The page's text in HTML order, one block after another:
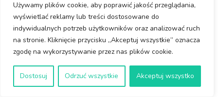
Używamy plików cookie, aby poprawić jakość przeglądania,
wyświetlać reklamy lub treści dostosowane do
indywidualnych potrzeb użytkowników oraz analizować ruch
na stronie. Kliknięcie przycisku „Akceptuj wszystkie” oznacza
zgodę na wykorzystywanie przez nas plików cookie.
Dostosuj Odrzuć wszystkie Akceptuj wszystko